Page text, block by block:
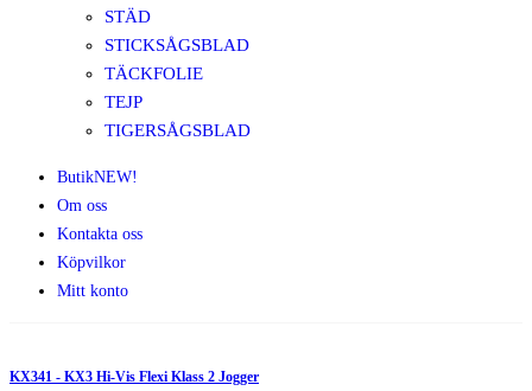
STÄD
STICKSÅGSBLAD
TÄCKFOLIE
TEJP
TIGERSÅGSBLAD
ButikNEW!
Om oss
Kontakta oss
Köpvilkor
Mitt konto
KX341 - KX3 Hi-Vis Flexi Klass 2 Jogger